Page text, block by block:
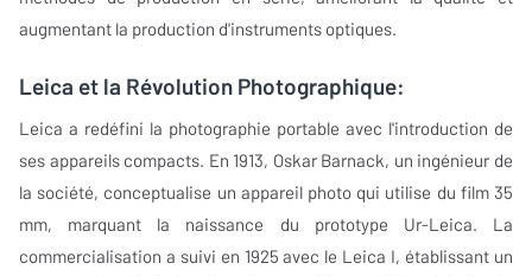
augmentant la production d'instruments optiques.
Leica et la Révolution Photographique:
Leica a redéfini la photographie portable avec l'introduction de
ses appareils compacts. En 1913, Oskar Barnack, un ingénieur de
la société, conceptualise un appareil photo qui utilise du film 35
mm, marquant la naissance du prototype Ur-Leica. La
commercialisation a suivi en 1925 avec le Leica I, établissant un